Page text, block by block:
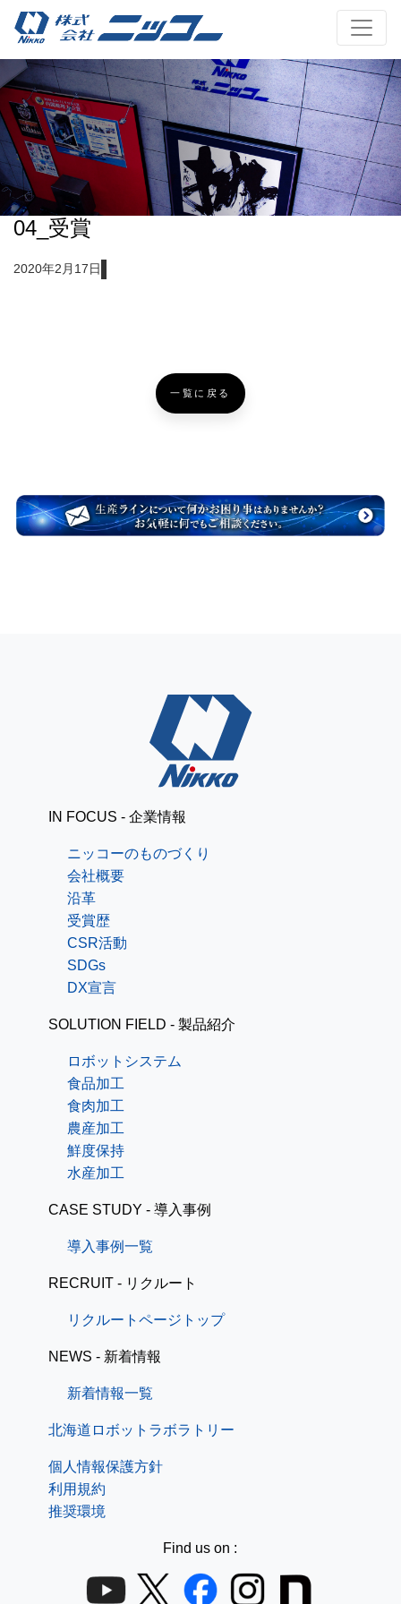
04_受賞
2020年2月17日
一覧に戻る
IN FOCUS - 企業情報
ニッコーのものづくり
会社概要
沿革
受賞歴
CSR活動
SDGs
DX宣言
SOLUTION FIELD - 製品紹介
ロボットシステム
食品加工
食肉加工
農産加工
鮮度保持
水産加工
CASE STUDY - 導入事例
導入事例一覧
RECRUIT - リクルート
リクルートページトップ
NEWS - 新着情報
新着情報一覧
北海道ロボットラボラトリー
個人情報保護方針
利用規約
推奨環境
Find us on :